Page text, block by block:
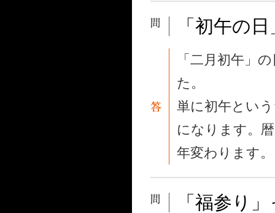
「初午の
「二月初午」
た。
単に初午とい
になります。
年変わります。
「福参り